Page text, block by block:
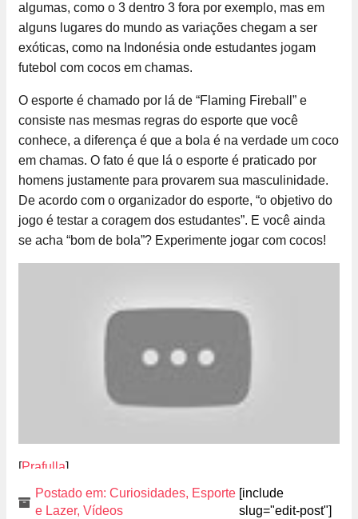
algumas, como o 3 dentro 3 fora por exemplo, mas em
alguns lugares do mundo as variações chegam a ser
exóticas, como na Indonésia onde estudantes jogam
futebol com cocos em chamas.
O esporte é chamado por lá de “Flaming Fireball” e
consiste nas mesmas regras do esporte que você
conhece, a diferença é que a bola é na verdade um coco
em chamas. O fato é que lá o esporte é praticado por
homens justamente para provarem sua masculinidade.
De acordo com o organizador do esporte, “o objetivo do
jogo é testar a coragem dos estudantes”. E você ainda
se acha “bom de bola”? Experimente jogar com cocos!
[Prafulla]
Postado em: Curiosidades, Esporte
e Lazer, Vídeos
[include
slug="edit-post"]